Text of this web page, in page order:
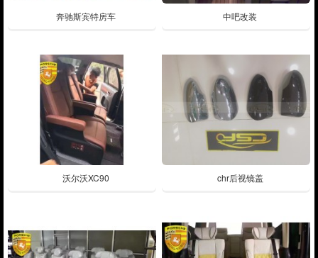
奔驰斯宾特房车 中吧改装
沃尔沃XC90 chr后视镜盖